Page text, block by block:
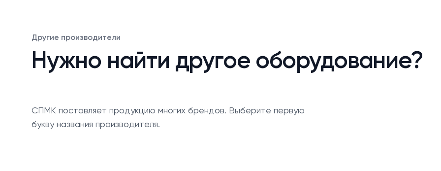
Другие производители
Нужно найти другое оборудование?
СПМК поставляет продукцию многих брендов. Выберите первую
букву названия производителя.